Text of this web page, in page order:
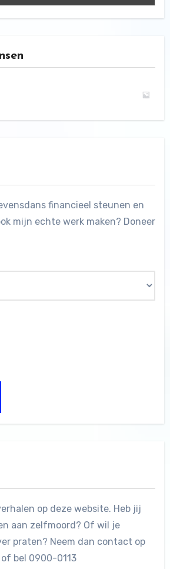
financieel steunen en
mijn echte werk maken? Doneer
op deze website. Heb jij
aan zelfmoord? Of wil je
praten? Neem dan contact op
bel 0900-0113